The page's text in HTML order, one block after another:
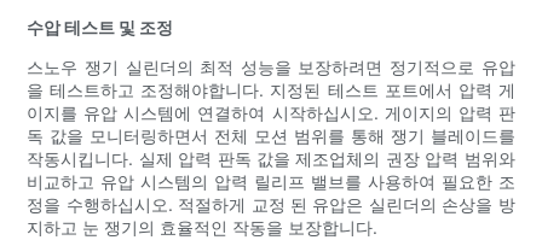
수압 테스트 및 조정
스노우 쟁기 실린더의 최적 성능을 보장하려면 정기적으로 유압
을 테스트하고 조정해야합니다. 지정된 테스트 포트에서 압력 게
이지를 유압 시스템에 연결하여 시작하십시오. 게이지의 압력 판
독 값을 모니터링하면서 전체 모션 범위를 통해 쟁기 블레이드를
작동시킵니다. 실제 압력 판독 값을 제조업체의 권장 압력 범위와
비교하고 유압 시스템의 압력 릴리프 밸브를 사용하여 필요한 조
정을 수행하십시오. 적절하게 교정 된 유압은 실린더의 손상을 방
지하고 눈 쟁기의 효율적인 작동을 보장합니다.